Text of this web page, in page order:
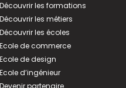
Découvrir les formations
Découvrir les métiers
Découvrir les écoles
Ecole de commerce
Ecole de design
Ecole d’ingénieur